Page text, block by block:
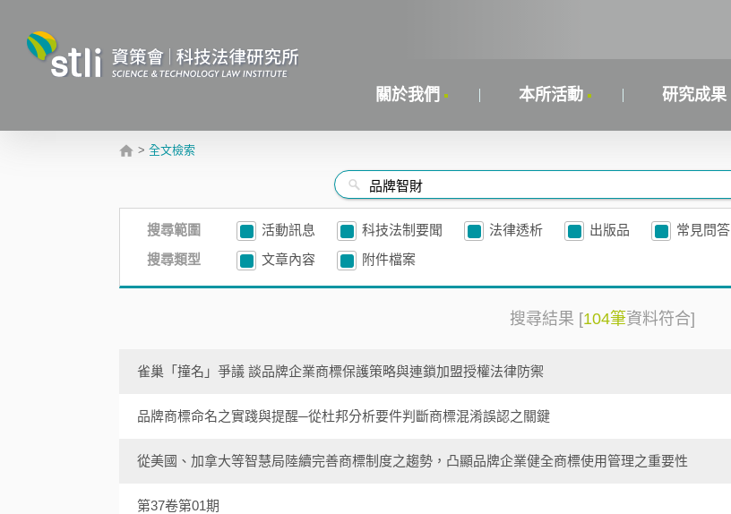
關於我們 本所活動 研究成果
> 全文檢索
搜尋範圍 活動訊息 科技法制要聞 法律透析 出版品 常見問答
搜尋類型
文章內容 附件檔案
搜尋結果 [104筆資料符合]
雀巢「撞名」爭議 談品牌企業商標保護策略與連鎖加盟授權法律防禦
品牌商標命名之實踐與提醒─從杜邦分析要件判斷商標混淆誤認之關鍵
從美國、加拿大等智慧局陸續完善商標制度之趨勢，凸顯品牌企業健全商標使用管理之重要性
第37卷第01期